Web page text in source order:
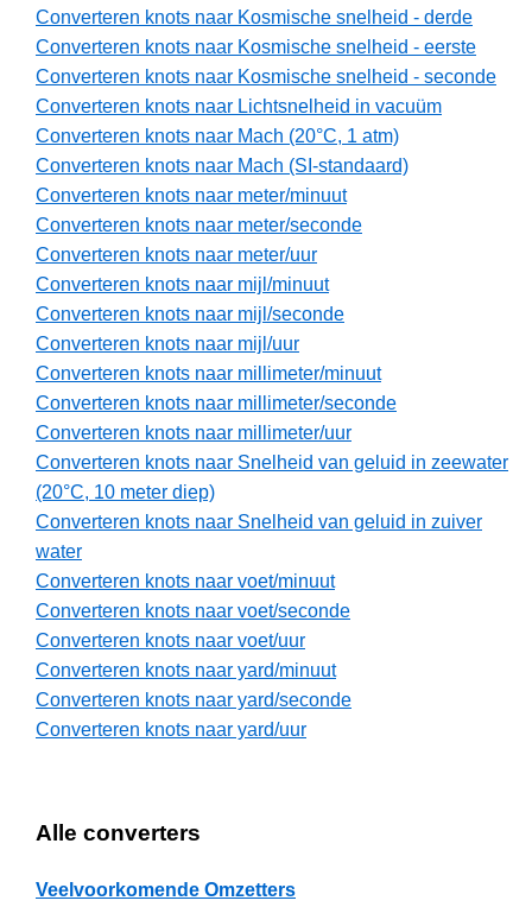
Converteren knots naar Kosmische snelheid - derde
Converteren knots naar Kosmische snelheid - eerste
Converteren knots naar Kosmische snelheid - seconde
Converteren knots naar Lichtsnelheid in vacuüm
Converteren knots naar Mach (20°C, 1 atm)
Converteren knots naar Mach (SI-standaard)
Converteren knots naar meter/minuut
Converteren knots naar meter/seconde
Converteren knots naar meter/uur
Converteren knots naar mijl/minuut
Converteren knots naar mijl/seconde
Converteren knots naar mijl/uur
Converteren knots naar millimeter/minuut
Converteren knots naar millimeter/seconde
Converteren knots naar millimeter/uur
Converteren knots naar Snelheid van geluid in zeewater
(20°C, 10 meter diep)
Converteren knots naar Snelheid van geluid in zuiver
water
Converteren knots naar voet/minuut
Converteren knots naar voet/seconde
Converteren knots naar voet/uur
Converteren knots naar yard/minuut
Converteren knots naar yard/seconde
Converteren knots naar yard/uur
Alle converters
Veelvoorkomende Omzetters